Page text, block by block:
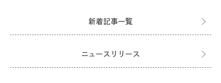
新着記事一覧
ニュースリリース